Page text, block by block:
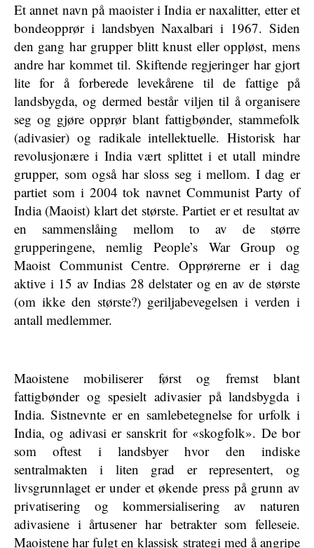
Et annet navn på maoister i India er naxalitter, etter et
bondeopprør i landsbyen Naxalbari i 1967. Siden
den gang har grupper blitt knust eller oppløst, mens
andre har kommet til. Skiftende regjeringer har gjort
lite for å forberede levekårene til de fattige på
landsbygda, og dermed består viljen til å organisere
seg og gjøre opprør blant fattigbønder, stammefolk
(adivasier) og radikale intellektuelle. Historisk har
revolusjonære i India vært splittet i et utall mindre
grupper, som også har sloss seg i mellom. I dag er
partiet som i 2004 tok navnet Communist Party of
India (Maoist) klart det største. Partiet er et resultat av
en sammenslåing mellom to av de større
grupperingene, nemlig People’s War Group og
Maoist Communist Centre. Opprørerne er i dag
aktive i 15 av Indias 28 delstater og en av de største
(om ikke den største?) geriljabevegelsen i verden i
antall medlemmer.
Maoistene mobiliserer først og fremst blant
fattigbønder og spesielt adivasier på landsbygda i
India. Sistnevnte er en samlebetegnelse for urfolk i
India, og adivasi er sanskrit for «skogfolk». De bor
som oftest i landsbyer hvor den indiske
sentralmakten i liten grad er representert, og
livsgrunnlaget er under et økende press på grunn av
privatisering og kommersialisering av naturen
adivasiene i årtusener har betrakter som felleseie.
Maoistene har fulgt en klassisk strategi med å angripe